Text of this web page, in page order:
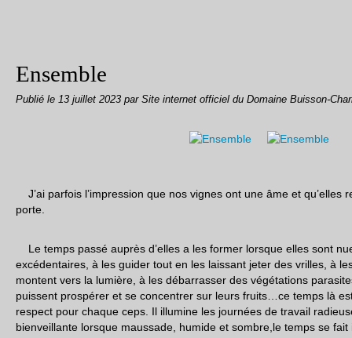
Ensemble
Publié le 13 juillet 2023 par Site internet officiel du Domaine Buisson-
J’ai parfois l’impression que nos vignes ont une âme et qu’elles
porte.
Le temps passé auprès d’elles a les former lorsque elles sont
excédentaires, à les guider tout en les laissant jeter des vrilles, à
montent vers la lumière, à les débarrasser des végétations
puissent prospérer et se concentrer sur leurs fruits…ce temps là
respect pour chaque ceps. Il illumine les journées de travail
bienveillante lorsque maussade, humide et sombre,le temps se